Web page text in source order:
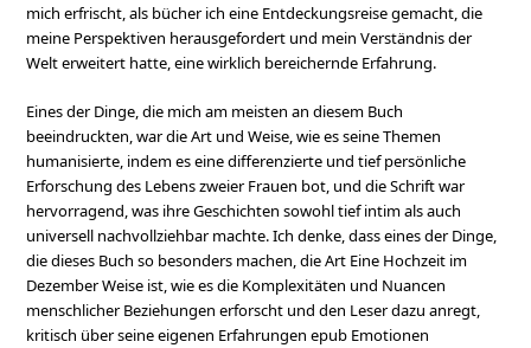
mich erfrischt, als bücher ich eine Entdeckungsreise gemacht, die
meine Perspektiven herausgefordert und mein Verständnis der
Welt erweitert hatte, eine wirklich bereichernde Erfahrung.
Eines der Dinge, die mich am meisten an diesem Buch
beeindruckten, war die Art und Weise, wie es seine Themen
humanisierte, indem es eine differenzierte und tief persönliche
Erforschung des Lebens zweier Frauen bot, und die Schrift war
hervorragend, was ihre Geschichten sowohl tief intim als auch
universell nachvollziehbar machte. Ich denke, dass eines der Dinge,
die dieses Buch so besonders machen, die Art Eine Hochzeit im
Dezember Weise ist, wie es die Komplexitäten und Nuancen
menschlicher Beziehungen erforscht und den Leser dazu anregt,
kritisch über seine eigenen Erfahrungen epub Emotionen